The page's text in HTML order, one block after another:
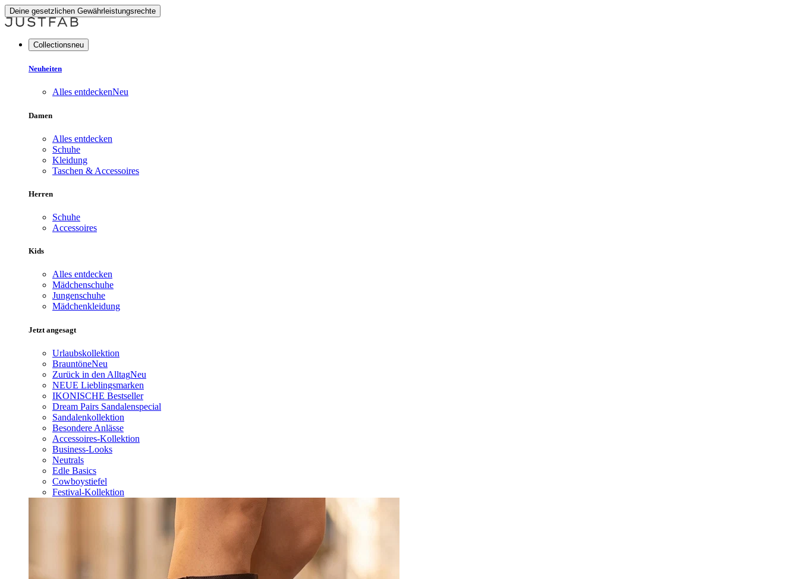
Deine gesetzlichen Gewährleistungsrechte
Collectionsneu
Neuheiten
Alles entdeckenNeu
Damen
Alles entdecken
Schuhe
Kleidung
Taschen & Accessoires
Herren
Schuhe
Accessoires
Kids
Alles entdecken
Mädchenschuhe
Jungenschuhe
Mädchenkleidung
Jetzt angesagt
Urlaubskollektion
BrauntöneNeu
Zurück in den AlltagNeu
NEUE Lieblingsmarken
IKONISCHE Bestseller
Dream Pairs Sandalenspecial
Sandalenkollektion
Besondere Anlässe
Accessoires-Kollektion
Business-Looks
Neutrals
Edle Basics
Cowboystiefel
Festival-Kollektion